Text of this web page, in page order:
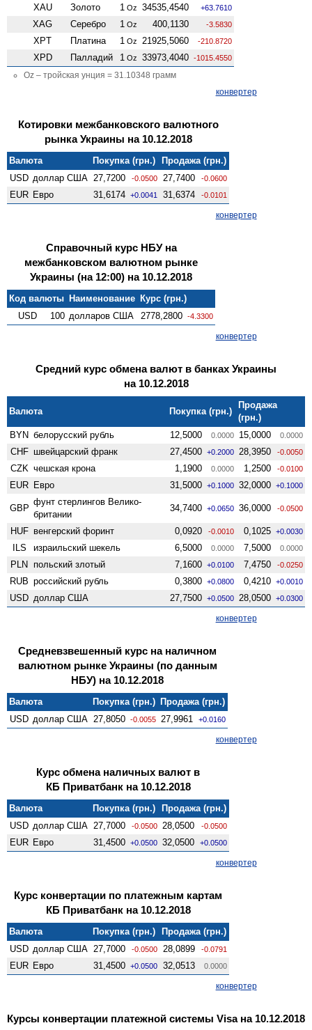
XAU
Золото 1 Oz 34535,4540 +63.7610
XAG Серебро 1 Oz 400,1130 -3.5830
XPT Платина 1 Oz 21925,5060 -210.8720
XPD Палладий 1 Oz 33973,4040 -1015.4550
Oz – тройская унция = 31.10348 грамм
конвертер
Котировки межбанковского валютного
рынка Украины на 10.12.2018
Валюта Покупка (грн.)
Продажа (грн.)
USD доллар США 27,7200 -0.0500 27,7400 -0.0600
EUR Евро 31,6174 +0.0041 31,6374 -0.0101
конвертер
Справочный курс НБУ на
межбанковском валютном рынке
Украины (на 12:00) на 10.12.2018
Код валюты Наименование Курс (грн.)
USD
100 долларов США 2778,2800 -4.3300
конвертер
Средний курс обмена валют в банках Украины
на 10.12.2018
Валюта Покупка (грн.)
Продажа
(грн.)
BYN белорусский рубль 12,5000 0.0000 15,0000 0.0000
CHF швейцарский франк 27,4500 +0.2000 28,3950 -0.0050
CZK чешская крона 1,1900 0.0000 1,2500 -0.0100
EUR Евро 31,5000 +0.1000 32,0000 +0.1000
GBP
фунт стерлингов Велико­
британии
34,7400 +0.0650 36,0000 -0.0500
HUF венгерский форинт 0,0920 -0.0010 0,1025 +0.0030
ILS израильский шекель 6,5000 0.0000 7,5000 0.0000
PLN польский злотый 7,1600 +0.0100 7,4750 -0.0250
RUB российский рубль 0,3800 +0.0800 0,4210 +0.0010
USD доллар США 27,7500 +0.0500 28,0500 +0.0300
конвертер
Средневзвешенный курс на наличном
валютном рынке Украины (по данным
НБУ) на 10.12.2018
Валюта Покупка (грн.) Продажа (грн.)
USD доллар США 27,8050 -0.0055 27,9961 +0.0160
конвертер
Курс обмена наличных валют в
КБ Приватбанк на 10.12.2018
Валюта Покупка (грн.)
Продажа (грн.)
USD доллар США 27,7000 -0.0500 28,0500 -0.0500
EUR Евро 31,4500 +0.0500 32,0500 +0.0500
конвертер
Курс конвертации по платежным картам
КБ Приватбанк на 10.12.2018
Валюта Покупка (грн.)
Продажа (грн.)
USD доллар США 27,7000 -0.0500 28,0899 -0.0791
EUR Евро 31,4500 +0.0500 32,0513 0.0000
конвертер
Курсы конвертации платежной системы Visa на 10.12.2018